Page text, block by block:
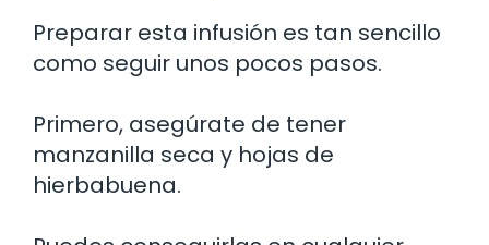
Preparar esta infusión es tan sencillo
como seguir unos pocos pasos.
Primero, asegúrate de tener
manzanilla seca y hojas de
hierbabuena.